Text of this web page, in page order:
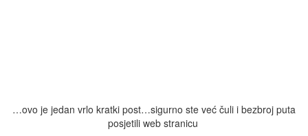
…ovo je jedan vrlo kratki post…sigurno ste već čuli i bezbroj puta
posjetili web stranicu